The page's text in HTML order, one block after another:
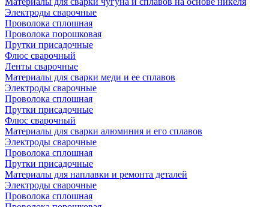
Электроды сварочные
Проволока сплошная
Проволока порошковая
Прутки присадочные
Флюс сварочный
Ленты сварочные
Материалы для сварки меди и ее сплавов
Электроды сварочные
Проволока сплошная
Прутки присадочные
Флюс сварочный
Материалы для сварки алюминия и его сплавов
Электроды сварочные
Проволока сплошная
Прутки присадочные
Материалы для наплавки и ремонта деталей
Электроды сварочные
Проволока сплошная